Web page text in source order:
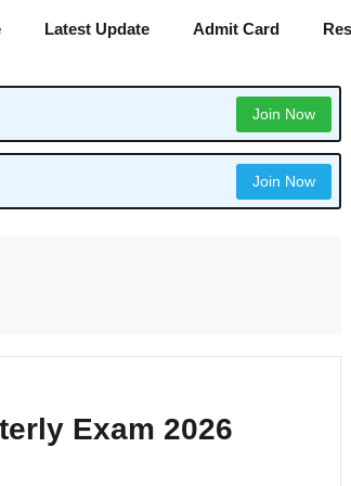
Latest Update Admit Card
Join Now
Join Now
Exam 2026